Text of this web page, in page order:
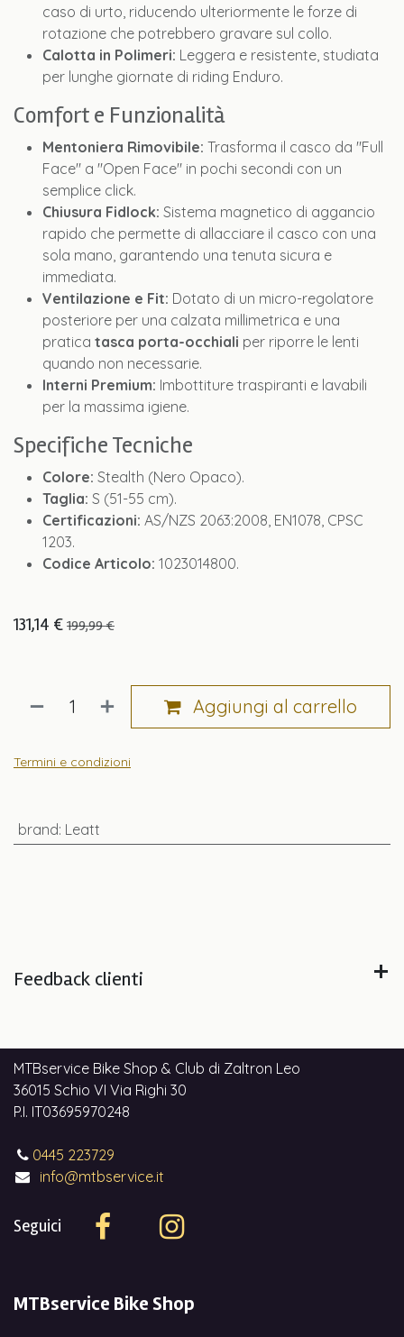
caso di urto, riducendo ulteriormente le forze di
rotazione che potrebbero gravare sul collo.
Calotta in Polimeri: Leggera e resistente, studiata
per lunghe giornate di riding Enduro.
Comfort e Funzionalità
Mentoniera Rimovibile: Trasforma il casco da "Full
Face" a "Open Face" in pochi secondi con un
semplice click.
Chiusura Fidlock: Sistema magnetico di aggancio
rapido che permette di allacciare il casco con una
sola mano, garantendo una tenuta sicura e
immediata.
Ventilazione e Fit: Dotato di un micro-regolatore
posteriore per una calzata millimetrica e una
pratica tasca porta-occhiali per riporre le lenti
quando non necessarie.
Interni Premium: Imbottiture traspiranti e lavabili
per la massima igiene.
Specifiche Tecniche
Colore: Stealth (Nero Opaco).
Taglia: S (51-55 cm).
Certificazioni: AS/NZS 2063:2008, EN1078, CPSC
1203.
Codice Articolo: 1023014800.
131,14 € 199,99€
Aggiungi al carrello
Termini e condizioni
brand: Leatt
Feedback clienti
MTBservice Bike Shop & Club di Zaltron Leo
36015 Schio VI Via Righi 30
P.I. IT03695970248
0445 223729
info@mtbservice.it
Seguici
MTBservice Bike Shop